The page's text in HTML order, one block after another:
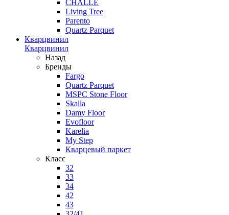
CHALLE
Living Tree
Parento
Quartz Parquet
Кварцвинил
Кварцвинил
Назад
Бренды
Fargo
Quartz Parquet
MSPC Stone Floor
Skalla
Damy Floor
Evofloor
Karelia
My Step
Кварцевый паркет
Класс
32
33
34
42
43